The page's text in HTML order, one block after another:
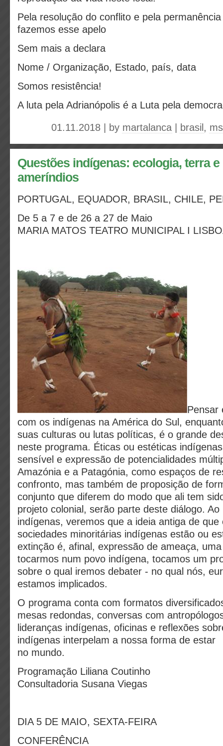
Pela resolução do conflito e pela
fazemos esse apelo
Sem mais a declara
Nome / Organização, Estado, país, data
Somos resistência!
A luta pela Adrianópolis é a Luta pela
01.11.2018 | by martalanca brasil ,
Questões indígenas: ecologia, terra e
ameríndios
PORTUGAL, EQUADOR, BRASIL, CHILE,
De 5 a 7 e de 26 a 27 de Maio
MARIA MATOS TEATRO MUNICIPAL I
Pensar
com os indígenas na América do Sul,
suas culturas ou lutas políticas, é o grande
neste programa. Éticas ou estéticas
sensível e expressão de potencialidades
Amazónia e a Patagónia, como espaços de
confronto, mas também de proposição de
conjunto que diferem do modo que ali tem
projeto colonial, serão parte deste diálogo.
indígenas, veremos que a ideia antiga de
sociedades minoritárias indígenas estão ou
extinção é, afinal, expressão de ameaça,
tocarmos num povo indígena, tocamos um
sobre o qual iremos debater - no qual nós,
estamos implicados.
O programa conta com formatos
mesas redondas, conversas com
lideranças indígenas, oficinas e reflexões
indígenas interpelam a nossa forma de estar
no mundo.
Programação Liliana Coutinho
Consultadoria Susana Viegas
DIA 5 DE MAIO, SEXTA-FEIRA
CONFERÊNCIA